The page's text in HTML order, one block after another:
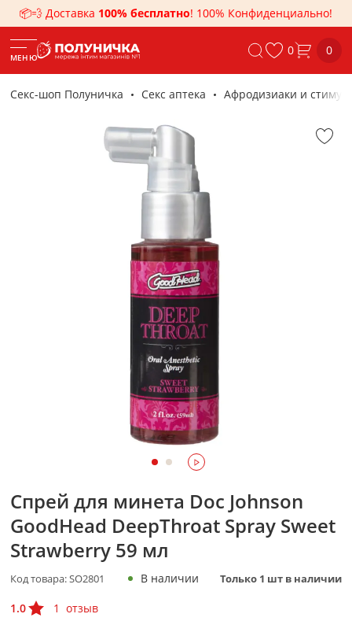
📦💨 Доставка 100% бесплатно! 100% Конфиденциально!
МЕНЮ 0 0
Секс-шоп Полуничка Секс аптека Афродизиаки и
Спрей для минета Doc Johnson
GoodHead DeepThroat Spray Sweet
Strawberry 59 мл
Код товара:SO2801 В наличии Только 1 шт в наличии
1.0 1 отзыв